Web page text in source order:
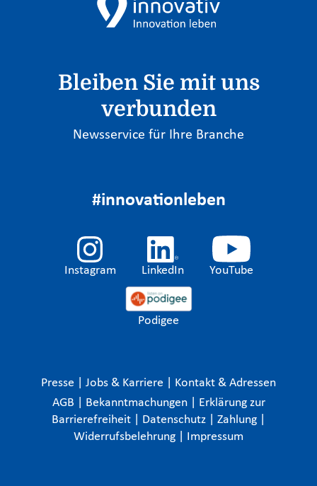
Bleiben Sie mit uns
verbunden
Newsservice für Ihre Branche
#innovationleben
Instagram LinkedIn YouTube
Podigee
Presse Jobs & Karriere
Kontakt & Adressen
AGB
Bekanntmachungen
Erklärung zur
Barrierefreiheit
Datenschutz Zahlung
Widerrufsbelehrung
Impressum